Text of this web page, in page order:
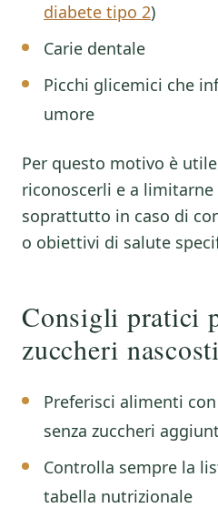
diabete tipo 2)
Carie dentale
Picchi glicemici che
umore
Per questo motivo è
riconoscerli e a limitarne
soprattutto in caso di
o obiettivi di salute
Consigli pratici
zuccheri nascosti
Preferisci alimenti
senza zuccheri
Controlla sempre la
tabella nutrizionale